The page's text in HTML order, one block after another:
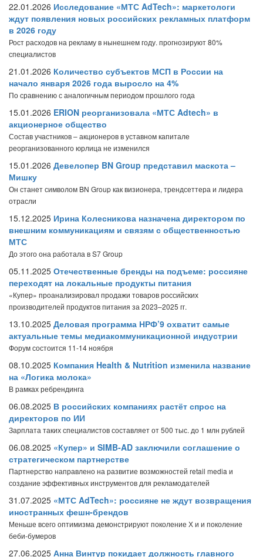
22.01.2026 Исследование «МТС AdTech»: маркетологи
ждут появления новых российских рекламных платформ
в 2026 году
Рост расходов на рекламу в нынешнем году. прогнозируют 80%
специалистов
21.01.2026 Количество субъектов МСП в России на
начало января 2026 года выросло на 4%
По сравнению с аналогичным периодом прошлого года
15.01.2026 ERION реорганизовала «МТС Adtech» в
акционерное общество
Состав участников – акционеров в уставном капитале
реорганизованного юрлица не изменился
15.01.2026 Девелопер BN Group представил маскота –
Мишку
Он станет символом BN Group как визионера, трендсеттера и лидера
отрасли
15.12.2025 Ирина Колесникова назначена директором по
внешним коммуникациям и связям с общественностью
МТС
До этого она работала в S7 Group
05.11.2025 Отечественные бренды на подъеме: россияне
переходят на локальные продукты питания
«Купер» проанализировал продажи товаров российских
производителей продуктов питания за 2023–2025 гг.
13.10.2025 Деловая программа НРФ’9 охватит самые
актуальные темы медиакоммуникационной индустрии
Форум состоится 11-14 ноября
08.10.2025 Компания Health & Nutrition изменила название
на «Логика молока»
В рамках ребрендинга
06.08.2025 В российских компаниях растёт спрос на
директоров по ИИ
Зарплата таких специалистов составляет от 500 тыс. до 1 млн рублей
06.08.2025 «Купер» и SIMB-AD заключили соглашение о
стратегическом партнерстве
Партнерство направлено на развитие возможностей retail media и
создание эффективных инструментов для рекламодателей
31.07.2025 «МТС AdTech»: россияне не ждут возвращения
иностранных фешн-брендов
Меньше всего оптимизма демонстрируют поколение Х и и поколение
беби-бумеров
27.06.2025 Анна Винтур покидает должность главного